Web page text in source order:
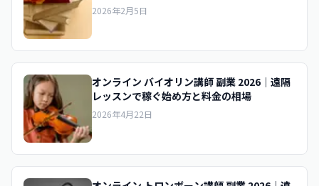
2026年2月5日
オンライン バイオリン講師 副業 2026｜遠隔
レッスンで稼ぐ始め方と料金の相場
2026年4月22日